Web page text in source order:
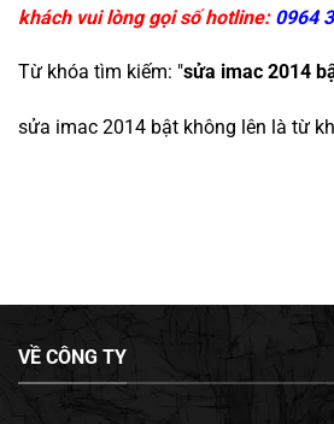
khách vui lòng gọi số hotline: 0964
Từ khóa tìm kiếm: "sửa imac 2014
sửa imac 2014 bật không lên là từ
VỀ CÔNG TY